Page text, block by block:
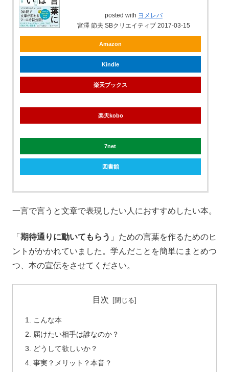
posted with ヨメレバ
宮澤 節夫 SBクリエイティブ 2017-03-15
Amazon
Kindle
楽天ブックス
楽天kobo
7net
図書館
一言で言うと文章で表現したい人におすすめしたい本。
「 期待通りに動いてもらう 」ための言葉を作るためのヒ
ントがかかれていました。学んだことを簡単にまとめつ
つ、本の宣伝をさせてください。
目次
こんな本
届けたい相手は誰なのか？
どうして欲しいか？
事実？メリット？本音？